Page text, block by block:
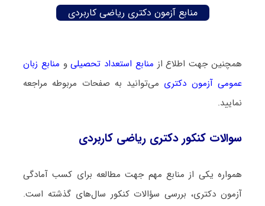
منابع آزمون دکتری ریاضی کاربردی
همچنین جهت اطلاع از منابع استعداد تحصیلیو منابع زبان
عمومی آزمون دکتری می‌توانید به صفحات مربوطه مراجعه
نمایید.
سوالات کنکور دکتری ریاضی کاربردی
همواره یکی از منابع مهم جهت مطالعه برای کسب آمادگی
آزمون دکتری، بررسی سؤالات کنکور سال‌های گذشته است.